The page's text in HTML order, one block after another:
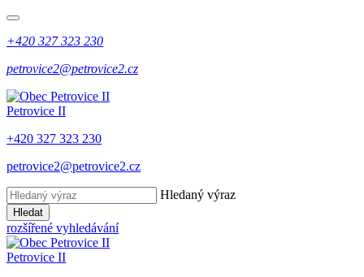
+420 327 323 230
petrovice2@petrovice2.cz
Petrovice II
+420 327 323 230
petrovice2@petrovice2.cz
Hledaný výraz
Hledat
rozšířené vyhledávání
Petrovice II